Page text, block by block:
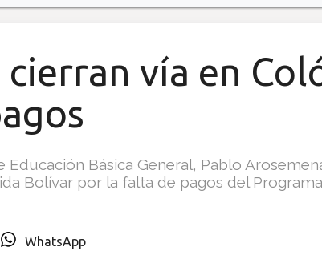
cierran vía en
Básica General, Pablo
Bolívar por la falta de pagos del
WhatsApp